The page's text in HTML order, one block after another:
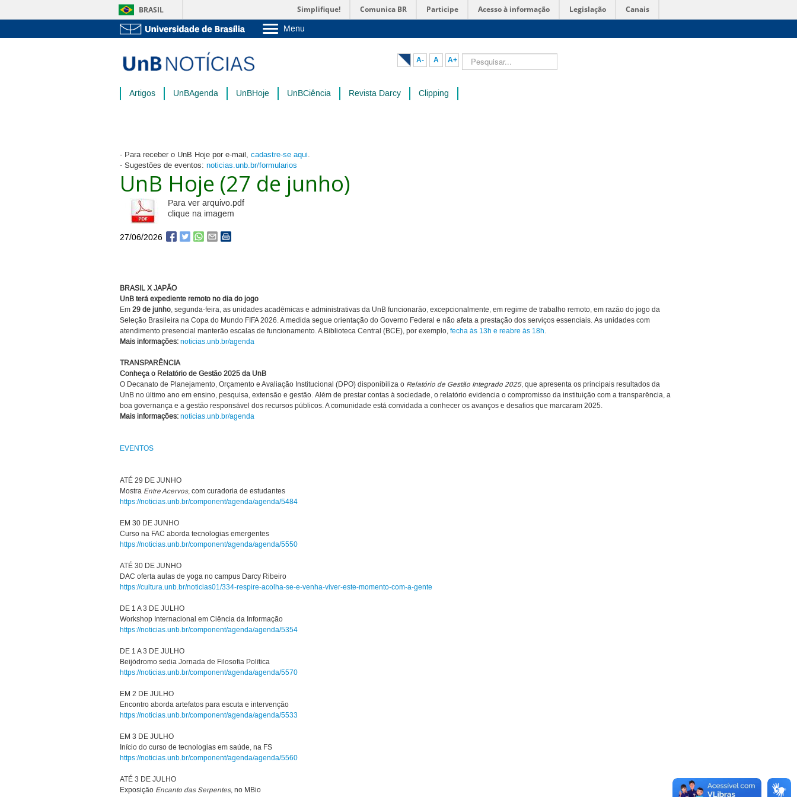
BRASIL Simplifique! Comunica BR Participe Acesso à informação Legislação Canais
Menu
Pós-Graduação
Administração
A- A A+ Pesquisar...
Artigos UnBAgenda UnBHoje UnBCiência Revista Darcy Clipping
- Para receber o UnB Hoje por e-mail, cadastre-se aqui.
- Sugestões de eventos: noticias.unb.br/formularios
UnB Hoje (27 de junho)
Para ver arquivo.pdf
clique na imagem
27/06/2026
BRASIL X JAPÃO
UnB terá expediente remoto no dia do jogo
Em 29 de junho, segunda-feira, as unidades acadêmicas e administrativas da UnB funcionarão, excepcionalmente, em regime de trabalho remoto, em razão do jogo da
Seleção Brasileira na Copa do Mundo FIFA 2026. A medida segue orientação do Governo Federal e não afeta a prestação dos serviços essenciais. As unidades com
atendimento presencial manterão escalas de funcionamento. A Biblioteca Central (BCE), por exemplo, fecha às 13h e reabre às 18h.
Mais informações: noticias.unb.br/agenda
TRANSPARÊNCIA
Conheça o Relatório de Gestão 2025 da UnB
O Decanato de Planejamento, Orçamento e Avaliação Institucional (DPO) disponibiliza o Relatório de Gestão Integrado 2025, que apresenta os principais resultados da
UnB no último ano em ensino, pesquisa, extensão e gestão. Além de prestar contas à sociedade, o relatório evidencia o compromisso da instituição com a transparência, a
boa governança e a gestão responsável dos recursos públicos. A comunidade está convidada a conhecer os avanços e desafios que marcaram 2025.
Mais informações: noticias.unb.br/agenda
EVENTOS
ATÉ 29 DE JUNHO
Mostra Entre Acervos, com curadoria de estudantes
https://noticias.unb.br/component/agenda/agenda/5484
EM 30 DE JUNHO
Curso na FAC aborda tecnologias emergentes
https://noticias.unb.br/component/agenda/agenda/5550
ATÉ 30 DE JUNHO
DAC oferta aulas de yoga no campus Darcy Ribeiro
https://cultura.unb.br/noticias01/334-respire-acolha-se-e-venha-viver-este-momento-com-a-gente
DE 1 A 3 DE JULHO
Workshop Internacional em Ciência da Informação
https://noticias.unb.br/component/agenda/agenda/5354
DE 1 A 3 DE JULHO
Beijódromo sedia Jornada de Filosofia Política
https://noticias.unb.br/component/agenda/agenda/5570
EM 2 DE JULHO
Encontro aborda artefatos para escuta e intervenção
https://noticias.unb.br/component/agenda/agenda/5533
EM 3 DE JULHO
Início do curso de tecnologias em saúde, na FS
https://noticias.unb.br/component/agenda/agenda/5560
ATÉ 3 DE JULHO
Exposição Encanto das Serpentes, no MBio